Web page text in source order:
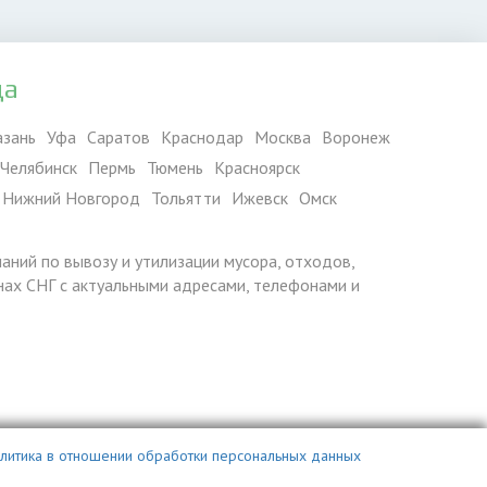
Уфа Саратов Краснодар Москва Воронеж
Челябинск Пермь Тюмень Красноярск
Нижний Новгород Тольятти Ижевск Омск
по вывозу и утилизации мусора, отходов,
СНГ с актуальными адресами, телефонами и
в отношении обработки персональных данных